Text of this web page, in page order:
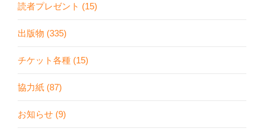
読者プレゼント (15)
出版物 (335)
チケット各種 (15)
協力紙 (87)
お知らせ (9)